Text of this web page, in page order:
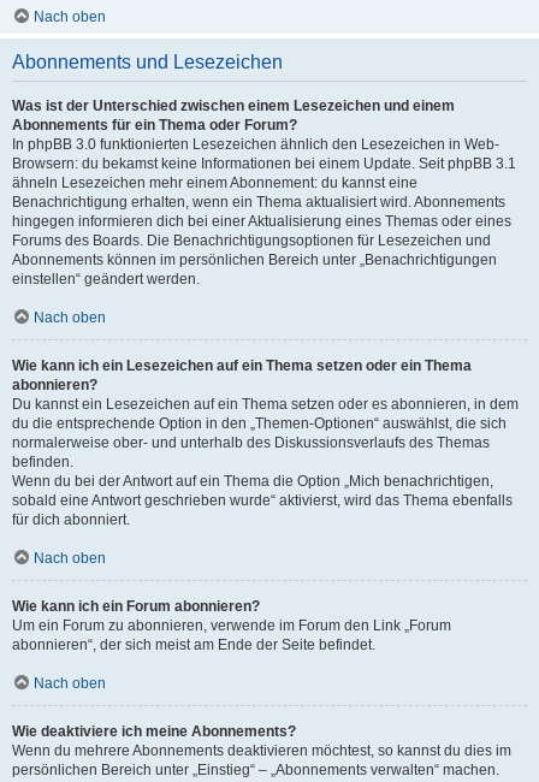
Nach oben
Abonnements und Lesezeichen
Was ist der Unterschied zwischen einem Lesezeichen und einem
Abonnements für ein Thema oder Forum?
In phpBB 3.0 funktionierten Lesezeichen ähnlich den Lesezeichen in Web-
Browsern: du bekamst keine Informationen bei einem Update. Seit phpBB 3.1
ähneln Lesezeichen mehr einem Abonnement: du kannst eine
Benachrichtigung erhalten, wenn ein Thema aktualisiert wird. Abonnements
hingegen informieren dich bei einer Aktualisierung eines Themas oder eines
Forums des Boards. Die Benachrichtigungsoptionen für Lesezeichen und
Abonnements können im persönlichen Bereich unter „Benachrichtigungen
einstellen“ geändert werden.
Nach oben
Wie kann ich ein Lesezeichen auf ein Thema setzen oder ein Thema
abonnieren?
Du kannst ein Lesezeichen auf ein Thema setzen oder es abonnieren, in dem
du die entsprechende Option in den „Themen-Optionen“ auswählst, die sich
normalerweise ober- und unterhalb des Diskussionsverlaufs des Themas
befinden.
Wenn du bei der Antwort auf ein Thema die Option „Mich benachrichtigen,
sobald eine Antwort geschrieben wurde“ aktivierst, wird das Thema ebenfalls
für dich abonniert.
Nach oben
Wie kann ich ein Forum abonnieren?
Um ein Forum zu abonnieren, verwende im Forum den Link „Forum
abonnieren“, der sich meist am Ende der Seite befindet.
Nach oben
Wie deaktiviere ich meine Abonnements?
Wenn du mehrere Abonnements deaktivieren möchtest, so kannst du dies im
persönlichen Bereich unter „Einstieg“ – „Abonnements verwalten“ machen.